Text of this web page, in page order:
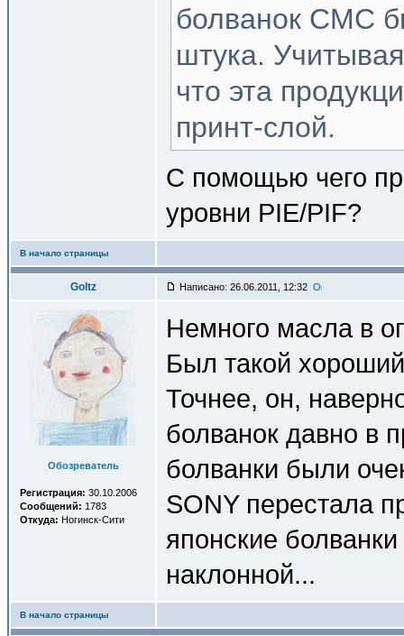
болванок СМС
штука.
что эта
принт-слой.
С помощью чего
уровни PIE/PIF?
В начало страницы
Goltz Написано: 26.06.2011, 12:32
Обозреватель
Регистрация: 30.10.2006
Сообщений: 1783
Откуда: Ногинск-Сити
Немного масла в
Был такой
Точнее, он,
болванок давно в
болванки были
SONY перестала
японские
наклонной...
В начало страницы